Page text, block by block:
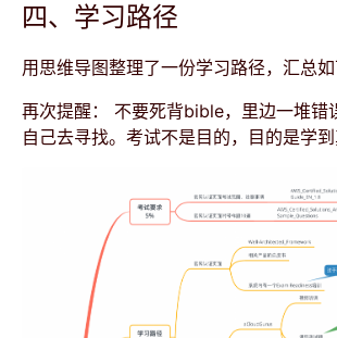
四、学习路径
用思维导图整理了一份学习路径，汇总如
再次提醒： 不要死背bible，里边一堆错
自己去寻找。考试不是目的，目的是学到